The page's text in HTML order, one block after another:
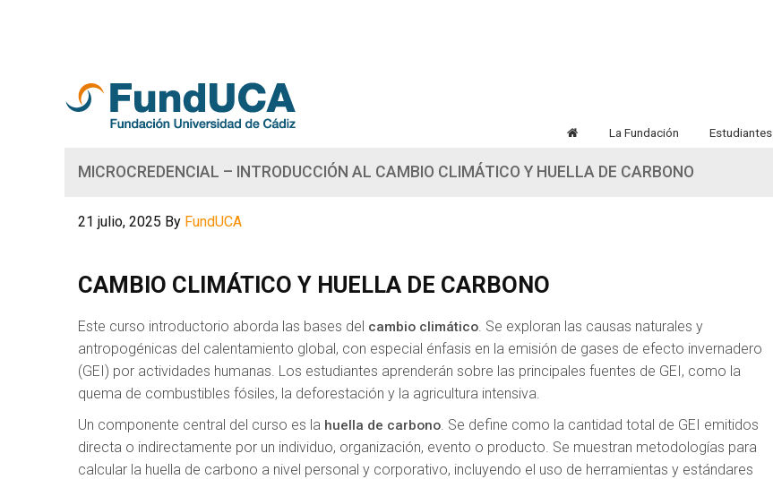
La Fundación Estudiantes
MICROCREDENCIAL – INTRODUCCIÓN AL CAMBIO CLIMÁTICO Y HUELLA DE CARBONO
21 julio, 2025 By FundUCA
CAMBIO CLIMÁTICO Y HUELLA DE CARBONO
Este curso introductorio aborda las bases del cambio climático . Se exploran las causas naturales y
antropogénicas del calentamiento global, con especial énfasis en la emisión de gases de efecto invernadero
(GEI) por actividades humanas. Los estudiantes aprenderán sobre las principales fuentes de GEI, como la
quema de combustibles fósiles, la deforestación y la agricultura intensiva.
Un componente central del curso es la huella de carbono . Se define como la cantidad total de GEI emitidos
directa o indirectamente por un individuo, organización, evento o producto. Se muestran metodologías para
calcular la huella de carbono a nivel personal y corporativo, incluyendo el uso de herramientas y estándares